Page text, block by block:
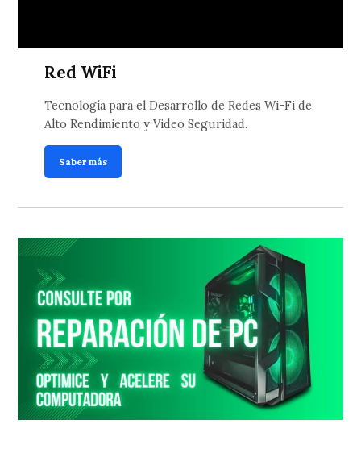
Red WiFi
Tecnología para el Desarrollo de Redes Wi-Fi de
Alto Rendimiento y Video Seguridad.
Saber más